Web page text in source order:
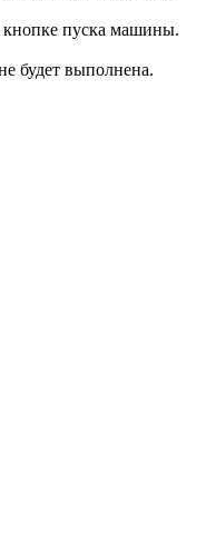
кнопке пуска машины.
будет выполнена.